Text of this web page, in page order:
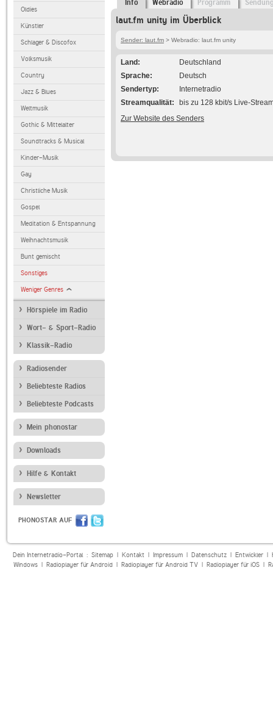
Oldies
Künstler
Schlager & Discofox
Volksmusik
Country
Jazz & Blues
Weltmusik
Gothic & Mittelalter
Soundtracks & Musical
Kinder-Musik
Gay
Christliche Musik
Gospel
Meditation & Entspannung
Weihnachtsmusik
Bunt gemischt
Sonstiges
Weniger Genres
Hörspiele im Radio
Wort- & Sport-Radio
Klassik-Radio
Radiosender
Beliebteste Radios
Beliebteste Podcasts
Mein phonostar
Downloads
Hilfe & Kontakt
Newsletter
PHONOSTAR AUF
Info Webradio Programm
laut.fm unity im Überblick
Sender: laut.fm > Webradio: laut.fm unity
Land
Deutschland
Sprache
Deutsch
Sendertyp
Internetradio
Streamqualität
bis zu 128 kbit/s Live-
Zur Website des Senders
Dein Internetradio-Portal : Sitemap| Kontakt| Impressum| Datenschutz| Entwickler|
Windows| Radioplayer für Android| Radioplayer für Android TV| Radioplayer für iOS|